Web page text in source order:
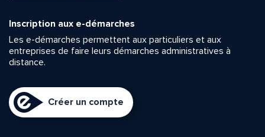
Inscription aux e-démarches
Les e-démarches permettent aux particuliers et aux
entreprises de faire leurs démarches administratives à
distance.
Créer un compte